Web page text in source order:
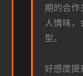
期的合作
人情味，
型。
好感度提